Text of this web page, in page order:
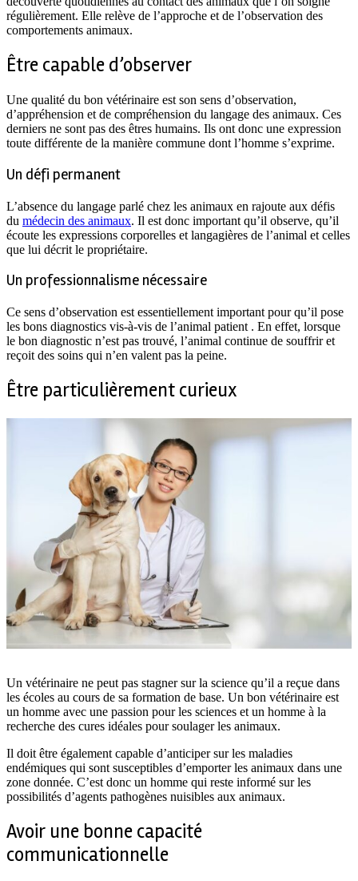
régulièrement. Elle relève de l’approche et de l’observation des
comportements animaux.
Être capable d’observer
Une qualité du bon vétérinaire est son sens d’observation,
d’appréhension et de compréhension du langage des animaux. Ces
derniers ne sont pas des êtres humains. Ils ont donc une expression
toute différente de la manière commune dont l’homme s’exprime.
Un défi permanent
L’absence du langage parlé chez les animaux en rajoute aux défis
du médecin des animaux. Il est donc important qu’il observe, qu’il
écoute les expressions corporelles et langagières de l’animal et celles
que lui décrit le propriétaire.
Un professionnalisme nécessaire
Ce sens d’observation est essentiellement important pour qu’il pose
les bons diagnostics vis-à-vis de l’animal patient . En effet, lorsque
le bon diagnostic n’est pas trouvé, l’animal continue de souffrir et
reçoit des soins qui n’en valent pas la peine.
Être particulièrement curieux
Un vétérinaire ne peut pas stagner sur la science qu’il a reçue dans
les écoles au cours de sa formation de base. Un bon vétérinaire est
un homme avec une passion pour les sciences et un homme à la
recherche des cures idéales pour soulager les animaux.
Il doit être également capable d’anticiper sur les maladies
endémiques qui sont susceptibles d’emporter les animaux dans une
zone donnée. C’est donc un homme qui reste informé sur les
possibilités d’agents pathogènes nuisibles aux animaux.
Avoir une bonne capacité
communicationnelle